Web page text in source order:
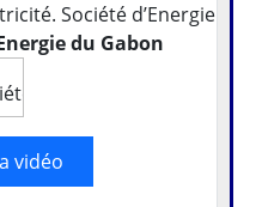
Société d’Energie
du Gabon
vidéo